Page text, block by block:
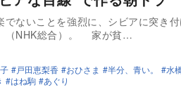
でないことを強烈に、シビアに突き
（NHK総合）。 家が貧…
戸田恵梨香 おひさま 半分、青い。 水
はね駒 あぐり